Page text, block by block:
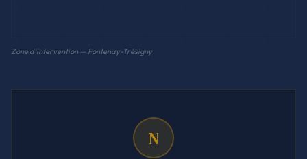
Zone d'intervention — Fontenay-Trésigny
N